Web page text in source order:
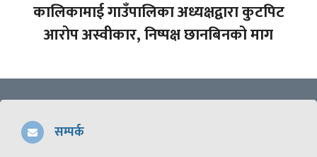
कालिकामाई गाउँपालिका अध्यक्षद्वारा कुटपिट
आरोप अस्वीकार, निष्पक्ष छानबिनको माग
सम्पर्क